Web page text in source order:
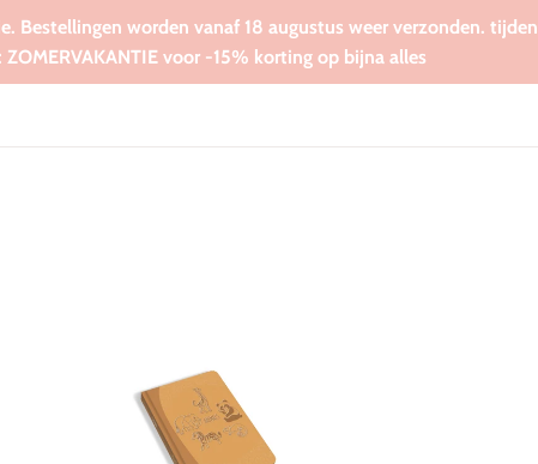
worden vanaf 18 augustus weer verzonden.
voor -15% korting op bijna alles